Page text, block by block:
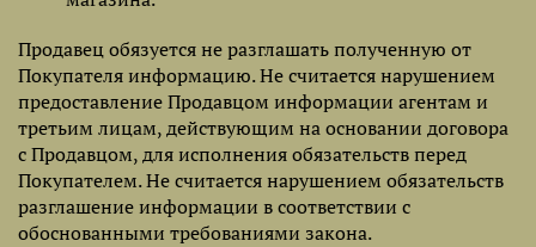
Продавец обязуется не разглашать полученную от
Покупателя информацию. Не считается нарушением
предоставление Продавцом информации агентам и
третьим лицам, действующим на основании договора
с Продавцом, для исполнения обязательств перед
Покупателем. Не считается нарушением обязательств
разглашение информации в соответствии с
обоснованными требованиями закона.